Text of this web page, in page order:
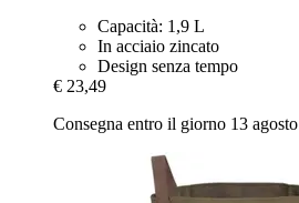
Capacità: 1,9 L
In acciaio zincato
Design senza tempo
€ 23,49
Consegna entro il giorno 13 agosto